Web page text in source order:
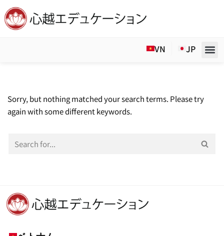
Skip
VN JP
Sorry, but nothing matched your search terms. Please try
again with some different keywords.